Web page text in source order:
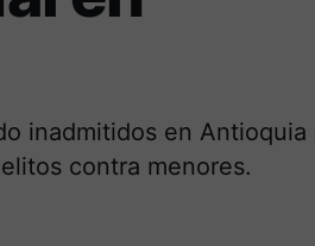
inadmitidos en Antioquia
contra menores.